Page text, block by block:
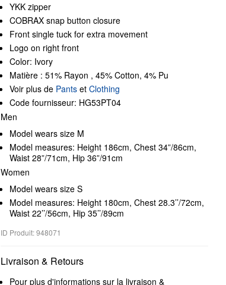
YKK zipper
COBRAX snap button closure
Front single tuck for extra movement
Logo on right front
Color: Ivory
Matière : 51% Rayon , 45% Cotton, 4% Pu
Voir plus de Pants et Clothing
Code fournisseur: HG53PT04
Men
Model wears size M
Model measures: Height 186cm, Chest 34”/86cm,
Waist 28”/71cm, Hip 36”/91cm
Women
Model wears size S
Model measures: Height 180cm, Chest 28.3’’/72cm,
Waist 22’’/56cm, Hip 35’’/89cm
ID Produit: 948071
Livraison & Retours
Pour plus d'informations sur la livraison &